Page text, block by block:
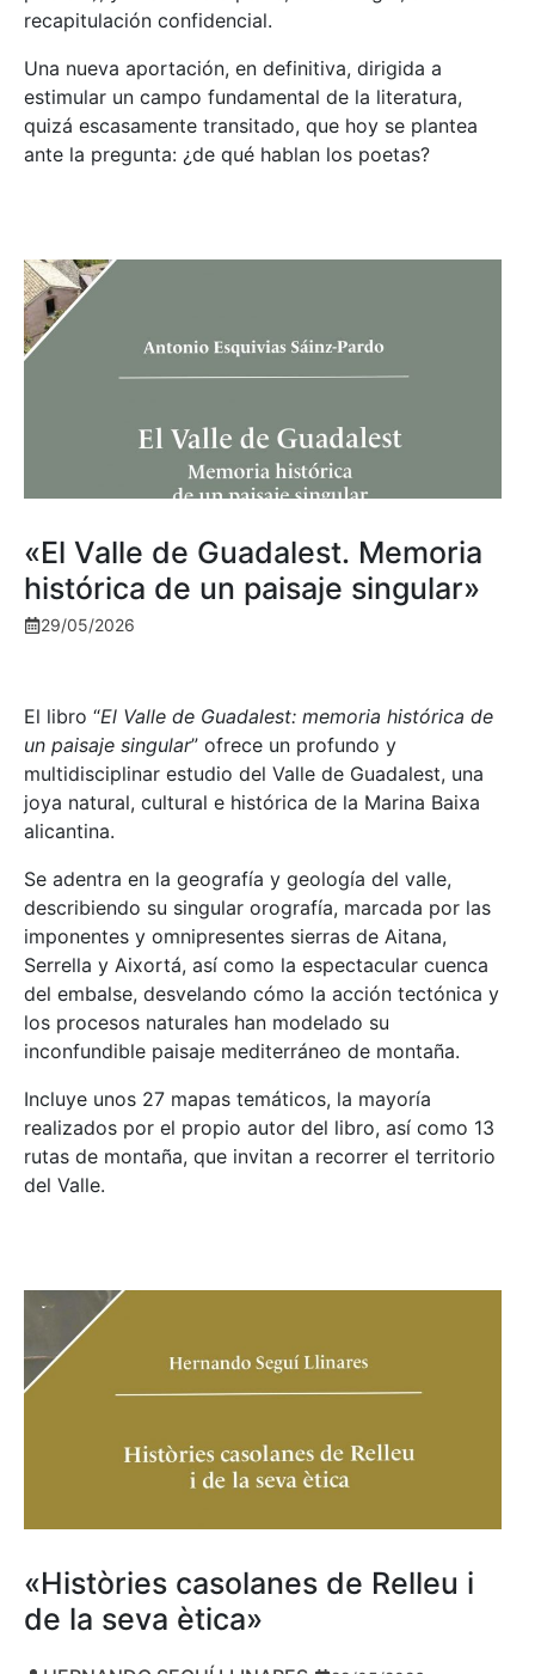
recapitulación confidencial.
Una nueva aportación, en definitiva, dirigida a
estimular un campo fundamental de la literatura,
quizá escasamente transitado, que hoy se plantea
ante la pregunta: ¿de qué hablan los poetas?
«El Valle de Guadalest. Memoria
histórica de un paisaje singular»
29/05/2026
El libro “El Valle de Guadalest: memoria histórica de
un paisaje singular” ofrece un profundo y
multidisciplinar estudio del Valle de Guadalest, una
joya natural, cultural e histórica de la Marina Baixa
alicantina.
Se adentra en la geografía y geología del valle,
describiendo su singular orografía, marcada por las
imponentes y omnipresentes sierras de Aitana,
Serrella y Aixortá, así como la espectacular cuenca
del embalse, desvelando cómo la acción tectónica y
los procesos naturales han modelado su
inconfundible paisaje mediterráneo de montaña.
Incluye unos 27 mapas temáticos, la mayoría
realizados por el propio autor del libro, así como 13
rutas de montaña, que invitan a recorrer el territorio
del Valle.
«Històries casolanes de Relleu i
de la seva ètica»